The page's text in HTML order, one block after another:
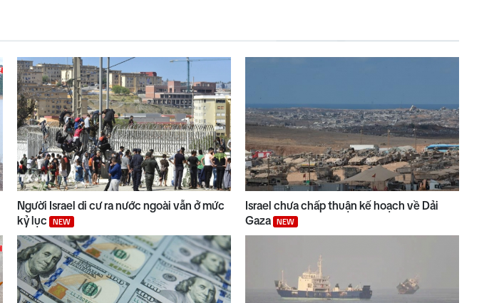
Người Israel di cư ra nước ngoài vẫn ở mức
kỷ lục
NEW
Israel chưa chấp thuận kế hoạch về Dải
Gaza
NEW